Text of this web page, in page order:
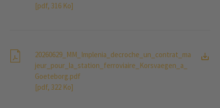
[pdf, 316 Ko]
20260629_MM_Implenia_decroche_un_contrat_ma
jeur_pour_la_station_ferroviaire_Korsvaegen_a_
Goeteborg.pdf
[pdf, 322 Ko]